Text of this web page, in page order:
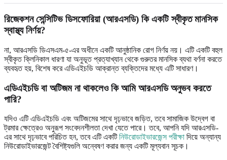
রিজেকশন সেন্সিটিভ ডিসফোরিয়া (আরএসডি) কি একটি স্বীকৃত মানসিক
স্বাস্থ্য নির্ণয়?
না, আরএসডি ডিএসএম-৫-এর অধীনে একটি আনুষ্ঠানিক রোগ নির্ণয় নয়। এটি একটি বহুল
স্বীকৃত ক্লিনিকাল ধারণা যা অনুভূত প্রত্যাখ্যান থেকে গুরুতর মানসিক ব্যথা বর্ণনা করতে
ব্যবহৃত হয়, বিশেষ করে এডিএইচডি আক্রান্ত ব্যক্তিদের মধ্যে এটি সাধারণ।
এডিএইচডি বা অটিজম না থাকলেও কি আমি আরএসডি অনুভব করতে
পারি?
যদিও এটি এডিএইচডি এবং অটিজমের সাথে দৃঢ়ভাবে জড়িত, তবে সামাজিক উদ্বেগ বা
ট্রমার ক্ষেত্রেও অনুরূপ সংবেদনশীলতা দেখা যেতে পারে। তবে, আপনি যদি আরএসডি-
এর সাথে দৃঢ়ভাবে পরিচিত হন, তবে এটি একটিনিউরোডাইভারজেন্স পরীক্ষা দিয়ে অন্যান্য
নিউরোডাইভারজেন্ট বৈশিষ্ট্যগুলি অন্বেষণ করার জন্য একটি মূল্যবান সূচক।